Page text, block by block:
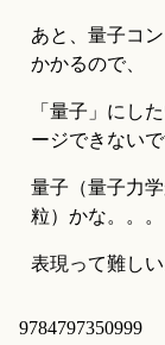
あと、量子コ
かかるので、
「量子」にし
ージできないで
量子（量子力
粒）かな。。。
表現って難しい
9784797350999